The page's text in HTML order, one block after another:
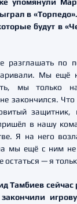
в
будут в
разглашать по
Мы ещё
мы только
закончился.
защитник,
в нашу
Я на него
мы ещё с ним
остаться — я
Тамбиев сейчас